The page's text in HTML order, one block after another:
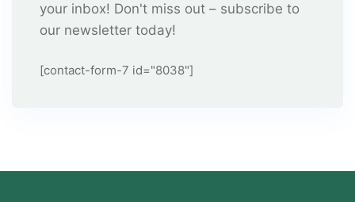
your inbox! Don't miss out – subscribe to
our newsletter today!
[contact-form-7 id="8038"]